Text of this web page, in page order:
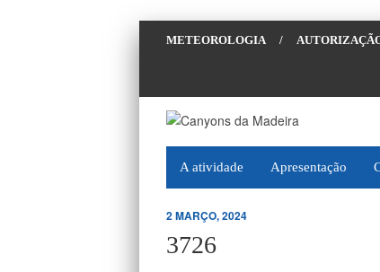
METEOROLOGIA /
A atividade Apresentação
2 MARÇO, 2024
3726